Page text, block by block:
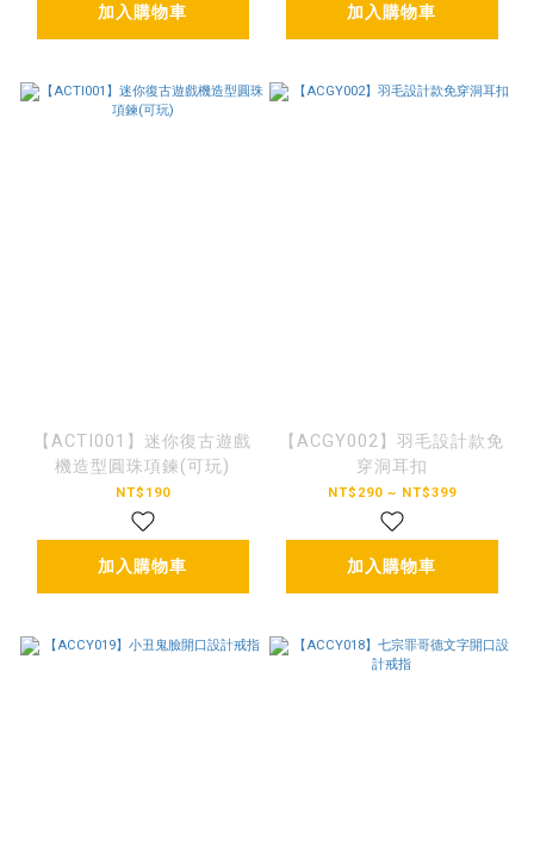
加入購物車 加入購物車
【ACTI001】迷你復古遊戲
機造型圓珠項鍊(可玩)
NT$190
加入購物車
【ACGY002】羽毛設計款免
穿洞耳扣
NT$290 ~ NT$399
加入購物車